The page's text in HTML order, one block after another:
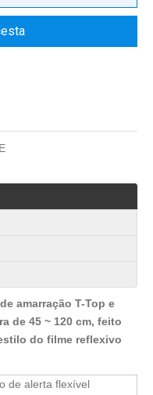
amarração T-Top e
de 45 ~ 120 cm, feito
do filme reflexivo
de alerta flexível